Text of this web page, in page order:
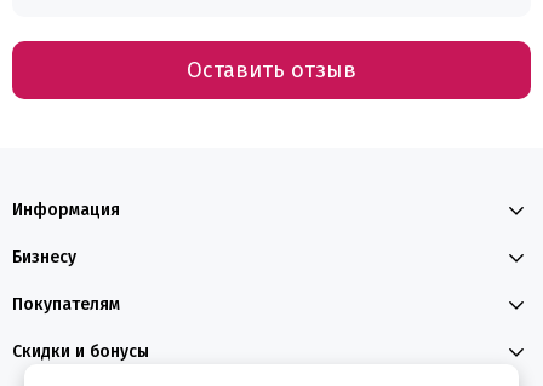
Оставить отзыв
Информация
Бизнесу
Покупателям
Скидки и бонусы